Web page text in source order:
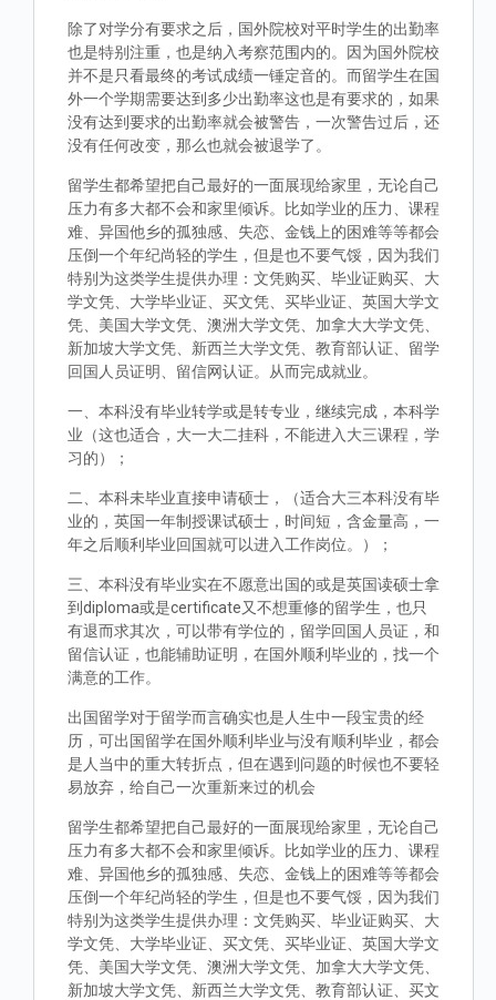
除了对学分有要求之后，国外院校对平时学生的出勤率
也是特别注重，也是纳入考察范围内的。因为国外院校
并不是只看最终的考试成绩一锤定音的。而留学生在国
外一个学期需要达到多少出勤率这也是有要求的，如果
没有达到要求的出勤率就会被警告，一次警告过后，还
没有任何改变，那么也就会被退学了。
留学生都希望把自己最好的一面展现给家里，无论自己
压力有多大都不会和家里倾诉。比如学业的压力、课程
难、异国他乡的孤独感、失恋、金钱上的困难等等都会
压倒一个年纪尚轻的学生，但是也不要气馁，因为我们
特别为这类学生提供办理：文凭购买、毕业证购买、大
学文凭、大学毕业证、买文凭、买毕业证、英国大学文
凭、美国大学文凭、澳洲大学文凭、加拿大大学文凭、
新加坡大学文凭、新西兰大学文凭、教育部认证、留学
回国人员证明、留信网认证。从而完成就业。
一、本科没有毕业转学或是转专业，继续完成，本科学
业（这也适合，大一大二挂科，不能进入大三课程，学
习的）；
二、本科未毕业直接申请硕士，（适合大三本科没有毕
业的，英国一年制授课试硕士，时间短，含金量高，一
年之后顺利毕业回国就可以进入工作岗位。）；
三、本科没有毕业实在不愿意出国的或是英国读硕士拿
到diploma或是certificate又不想重修的留学生，也只
有退而求其次，可以带有学位的，留学回国人员证，和
留信认证，也能辅助证明，在国外顺利毕业的，找一个
满意的工作。
出国留学对于留学而言确实也是人生中一段宝贵的经
历，可出国留学在国外顺利毕业与没有顺利毕业，都会
是人当中的重大转折点，但在遇到问题的时候也不要轻
易放弃，给自己一次重新来过的机会
留学生都希望把自己最好的一面展现给家里，无论自己
压力有多大都不会和家里倾诉。比如学业的压力、课程
难、异国他乡的孤独感、失恋、金钱上的困难等等都会
压倒一个年纪尚轻的学生，但是也不要气馁，因为我们
特别为这类学生提供办理：文凭购买、毕业证购买、大
学文凭、大学毕业证、买文凭、买毕业证、英国大学文
凭、美国大学文凭、澳洲大学文凭、加拿大大学文凭、
新加坡大学文凭、新西兰大学文凭、教育部认证、买文